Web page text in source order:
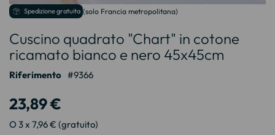
Vai
della
galleria
di
immagini
Spedizione gratuita (solo Francia metropolitana)
Cuscino quadrato "Chart" in cotone
ricamato bianco e nero 45x45cm
Riferimento 9366
23,89 €
O 3 x 7,96 € (gratuito)